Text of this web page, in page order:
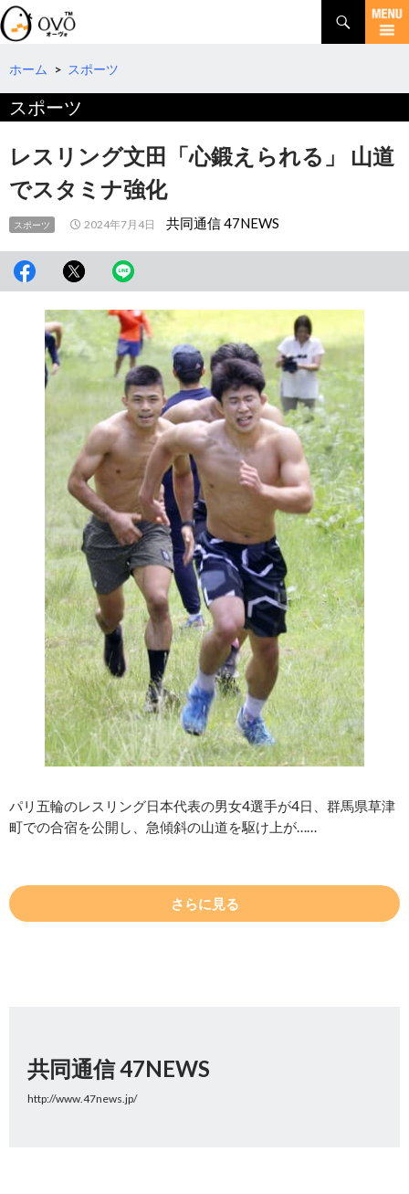
検
索
コ
テ
へ
ホーム > スポーツ
スポーツ
レスリング文田「心鍛えられる」 山道
でスタミナ強化
スポーツ 2024年7月4日 共同通信 47NEWS
パリ五輪のレスリング日本代表の男女4選手が4日、群馬県草津
町での合宿を公開し、急傾斜の山道を駆け上が……
さらに見る
共同通信 47NEWS
http://www.47news.jp/